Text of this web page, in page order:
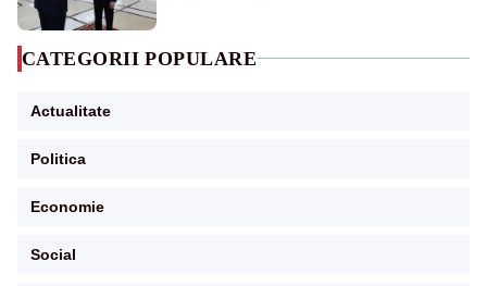
CATEGORII POPULARE
Actualitate
Politica
Economie
Social